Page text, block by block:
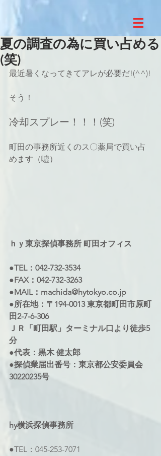
夏の調査の為に買い占める
(笑)
最近暑くなってきてアレが必要だ!(^^)!
そう！
冷却スプレー！！！(笑)
町田の事務所近くのス〇薬局で買い占
めます（噓）
ｈｙ東京探偵事務所 町田オフィス
●TEL：042-732-3534
●FAX：042-732-3263
●MAIL：machida@hytokyo.co.jp
●所在地：〒194-0013 東京都町田市原町
田2-7-6-306
ＪＲ「町田駅」ターミナル口より徒歩5
分
●代表：黒木 健太郎
●探偵業届出番号：東京都公安委員会
30220235号
hy横浜探偵事務所
●TEL：045-253-7071